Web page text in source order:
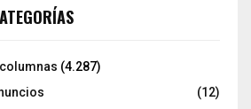
(4.287)
(12)